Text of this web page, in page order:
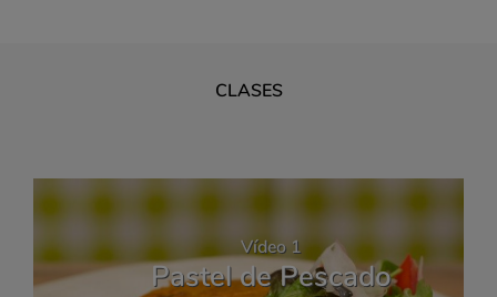
CLASES
Vídeo 1
Pastel de Pescado